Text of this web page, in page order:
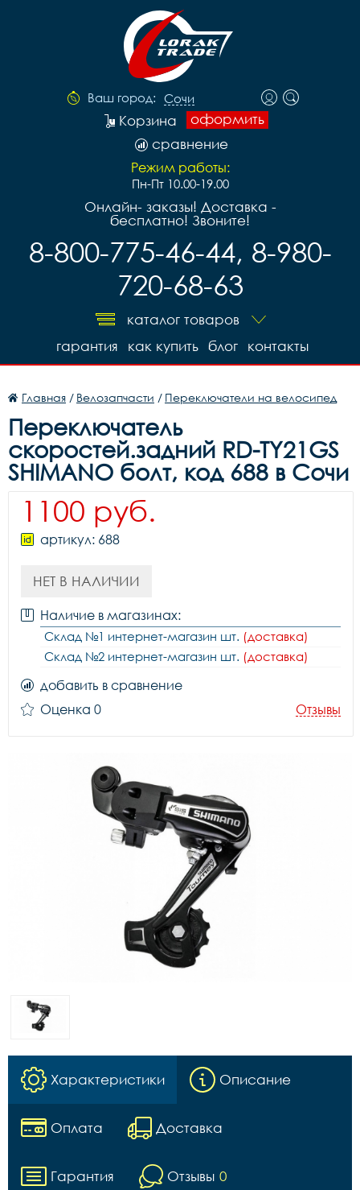
Ваш город: Сочи
оформить
Корзина
сравнение
Режим работы:
Пн-Пт 10.00-19.00
Онлайн- заказы! Доставка -
бесплатно! Звоните!
8-800-775-46-44, 8-980-
720-68-63
каталог товаров
контакты
блог
как купить
гарантия
Главная / Велозапчасти / Переключатели на велосипед
Переключатель
скоростей.задний RD-TY21GS
SHIMANO болт, код 688 в Сочи
1100 руб.
артикул: 688
НЕТ В НАЛИЧИИ
Наличие в магазинах:
Склад №1 интернет-магазин шт. (доставка)
Склад №2 интернет-магазин шт. (доставка)
добавить в сравнение
Оценка 0
Отзывы
Характеристики Описание
Оплата Доставка
Гарантия Отзывы 0